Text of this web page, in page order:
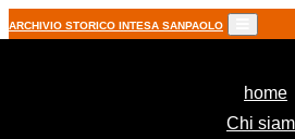
ARCHIVIO STORICO INTESA SANPAOLO
home
Chi